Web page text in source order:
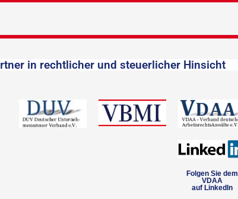
in rechtlicher und steuerlicher Hinsicht
Folgen Sie dem
VDAA
auf LinkedIn